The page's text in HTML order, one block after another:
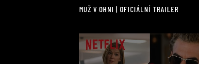
MUŽ V OHNI | OFICIÁLNÍ TRAILER